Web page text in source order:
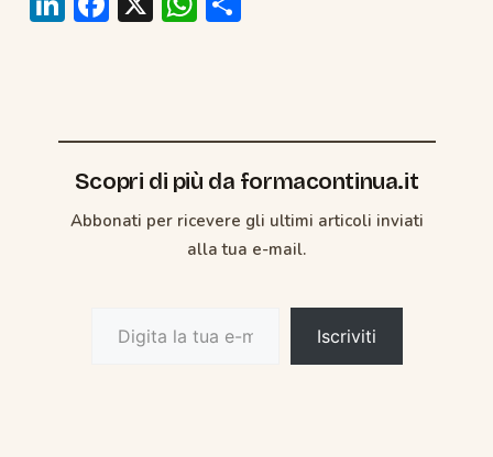
dI
n
o
o
k
A
p
p
vi
di
Scopri di più da formacontinua.it
Abbonati per ricevere gli ultimi articoli inviati
alla tua e-mail.
Iscriviti